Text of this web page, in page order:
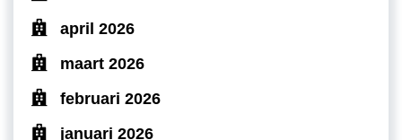
april 2026
maart 2026
februari 2026
januari 2026